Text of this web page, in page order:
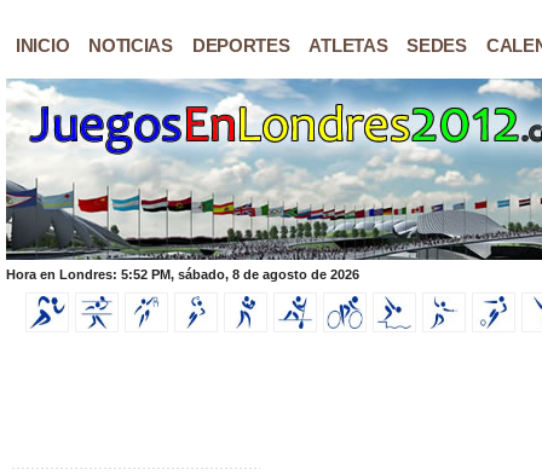
INICIO NOTICIAS DEPORTES ATLETAS SEDES
Hora en Londres: 5:52 PM, sábado, 8 de agosto de 2026